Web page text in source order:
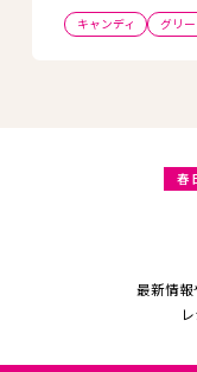
キャンディ グリ
春
最新情報